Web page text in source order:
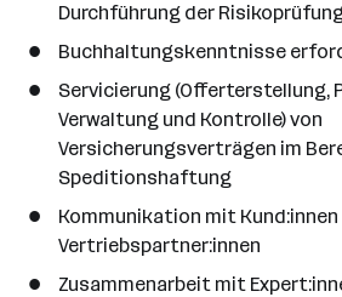
e
h
Durchführung der
Buchhaltungskenntnisse
Servicierung (Offerterstellung,
Verwaltung und Kontrolle) von
Versicherungsverträgen im
Speditionshaftung
Kommunikation mit Kund:innen
Vertriebspartner:innen
Zusammenarbeit mit